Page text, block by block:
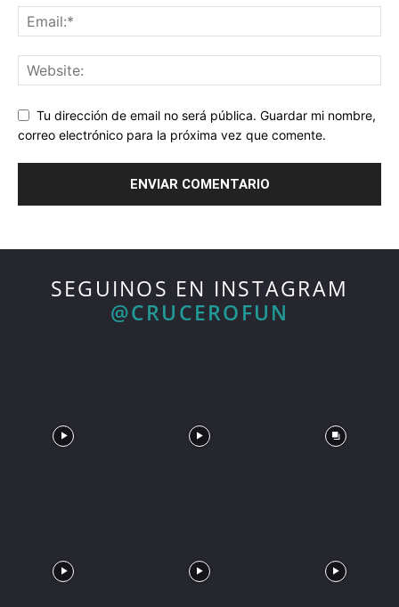
Tu dirección de email no será pública. Guardar mi nombre,
correo electrónico para la próxima vez que comente.
SEGUINOS EN INSTAGRAM
@CRUCEROFUN